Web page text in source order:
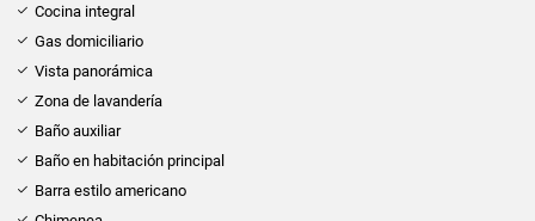
Cocina integral
Gas domiciliario
Vista panorámica
Zona de lavandería
Baño auxiliar
Baño en habitación principal
Barra estilo americano